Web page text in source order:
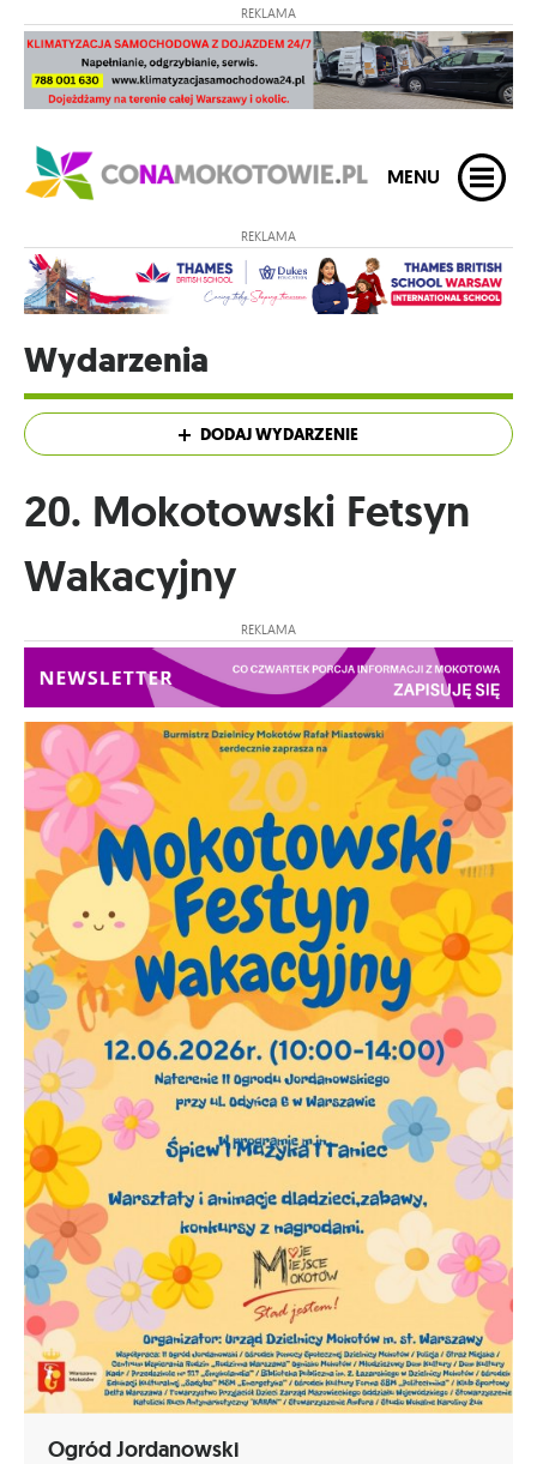
REKLAMA
MENU
REKLAMA
Wydarzenia
DODAJ WYDARZENIE
20. Mokotowski Fetsyn
Wakacyjny
REKLAMA
Ogród Jordanowski